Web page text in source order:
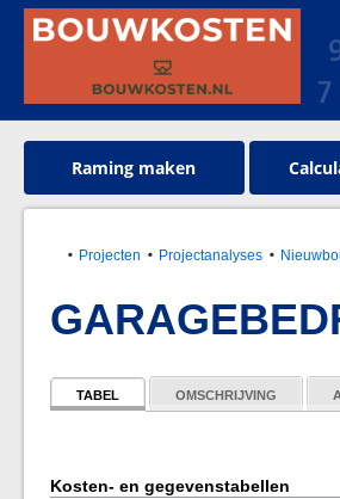
Raming maken
Projecten Projectanalyses
TABEL OMSCHRIJVING
Kosten- en gegevenstabellen